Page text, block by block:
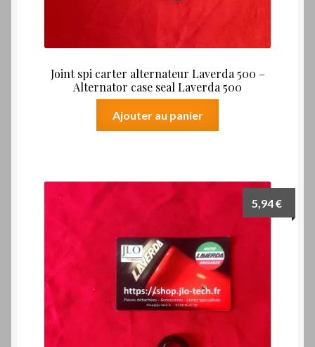
Joint spi carter alternateur Laverda 500 –
Alternator case seal Laverda 500
Ajouter au panier
5,94€